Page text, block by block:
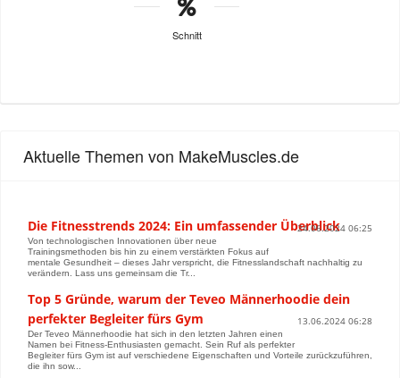
Schnitt
Aktuelle Themen von MakeMuscles.de
Die Fitnesstrends 2024: Ein umfassender Überblick
24.06.2024 06:25
Von technologischen Innovationen über neue
Trainingsmethoden bis hin zu einem verstärkten Fokus auf
mentale Gesundheit – dieses Jahr verspricht, die Fitnesslandschaft nachhaltig zu
verändern. Lass uns gemeinsam die Tr...
Top 5 Gründe, warum der Teveo Männerhoodie dein
perfekter Begleiter fürs Gym
13.06.2024 06:28
Der Teveo Männerhoodie hat sich in den letzten Jahren einen
Namen bei Fitness-Enthusiasten gemacht. Sein Ruf als perfekter
Begleiter fürs Gym ist auf verschiedene Eigenschaften und Vorteile zurückzuführen,
die ihn sow...